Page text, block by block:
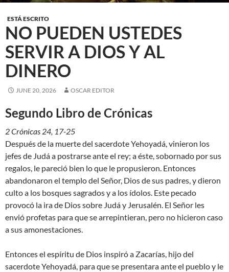
ESTÁ ESCRITO
NO PUEDEN USTEDES
SERVIR A DIOS Y AL
DINERO
JUNE 20, 2026 OSCAR EDITOR
Segundo Libro de Crónicas
2 Crónicas 24, 17-25
Después de la muerte del sacerdote Yehoyadá, vinieron los
jefes de Judá a postrarse ante el rey; a éste, sobornado por sus
regalos, le pareció bien lo que le propusieron. Entonces
abandonaron el templo del Señor, Dios de sus padres, y dieron
culto a los bosques sagrados y a los ídolos. Este pecado
provocó la ira de Dios sobre Judá y Jerusalén. El Señor les
envió profetas para que se arrepintieran, pero no hicieron caso
a sus amonestaciones.
Entonces el espíritu de Dios inspiró a Zacarías, hijo del
sacerdote Yehoyadá, para que se presentara ante el pueblo y le